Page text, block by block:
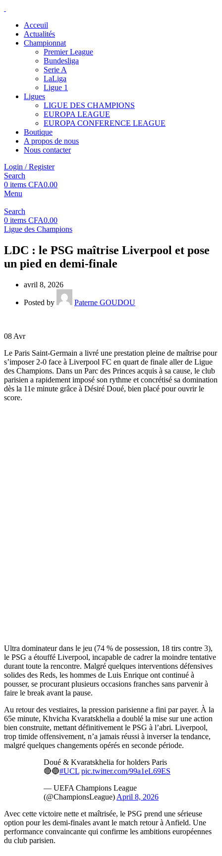
Acceuil
Actualités
Championnat
Premier League
Bundesliga
Serie A
LaLiga
Ligue 1
Ligues
LIGUE DES CHAMPIONS
EUROPA LEAGUE
EUROPA CONFERENCE LEAGUE
Boutique
A propos de nous
Nous contacter
Login / Register
Search
0 items CFA0.00
Menu
Search
0 items CFA0.00
Ligue des Champions
LDC : le PSG maîtrise Liverpool et pose
un pied en demi-finale
avril 8, 2026
Posted by Paterne GOUDOU
08 Avr
Le Paris Saint-Germain a livré une prestation pleine de maîtrise pour
s’imposer 2-0 face à Liverpool FC en quart de finale aller de Ligue
des Champions. Dans un Parc des Princes acquis à sa cause, le club
parisien a rapidement imposé son rythme et concrétisé sa domination
dès la 11e minute grâce à Désiré Doué, bien placé pour ouvrir le
score.
Ultra dominateur dans le jeu (74 % de possession, 18 tirs contre 3),
le PSG a étouffé Liverpool, incapable de cadrer la moindre tentative
durant toute la rencontre. Malgré quelques interventions défensives
solides des Reds, les hommes de Luis Enrique ont continué à
pousser, se procurant plusieurs occasions franches sans parvenir à
faire le break avant la pause.
Au retour des vestiaires, la pression parisienne a fini par payer. À la
65e minute, Khvicha Kvaratskhelia a doublé la mise sur une action
bien construite, mettant définitivement le PSG à l’abri. Liverpool,
trop timide offensivement, n’a jamais réussi à inverser la tendance,
malgré quelques changements opérés en seconde période.
Doué & Kvaratskhelia for holders Paris
🔴🔵#UCL pic.twitter.com/99a1eL69ES
— UEFA Champions League
(@ChampionsLeague) April 8, 2026
Avec cette victoire nette et maîtrisée, le PSG prend une sérieuse
option pour les demi-finales avant le match retour à Anfield. Une
performance convaincante qui confirme les ambitions européennes
du club parisien.